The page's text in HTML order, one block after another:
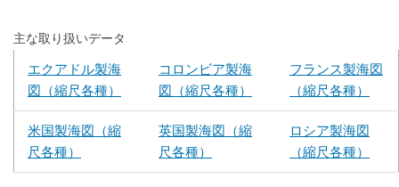
主な取り扱いデータ
エクアドル製海
図（縮尺各種）
コロンビア製海
図（縮尺各種）
フランス製海図
（縮尺各種）
米国製海図（縮
尺各種）
英国製海図（縮
尺各種）
ロシア製海図
（縮尺各種）